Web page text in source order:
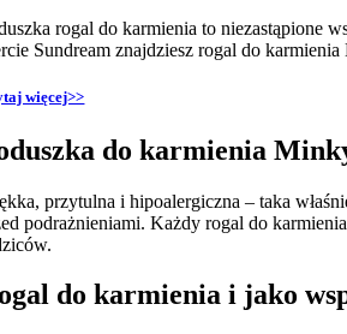
rogal do karmienia to niezastąpione
Sundream znajdziesz rogal do
więcej>>
do karmienia
przytulna i hipoalergiczna – taka
podrażnieniami. Każdy rogal do
do karmienia i jako